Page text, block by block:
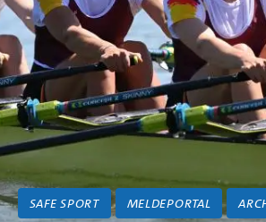
SAFE SPORT MELDEPORTAL